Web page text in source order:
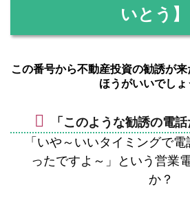
いとう】
この番号から不動産投資の勧誘が
ほうがいいでしょ
「このような勧誘の電話
「いや～いいタイミングで
ったですよ～」という営業
か？